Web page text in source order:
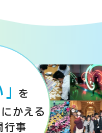
を
にかえる
行事